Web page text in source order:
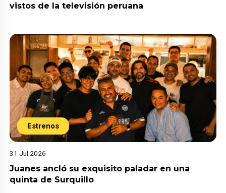
vistos de la televisión peruana
Estrenos
31 Jul 2026
Juanes ancló su exquisito paladar en una
quinta de Surquillo